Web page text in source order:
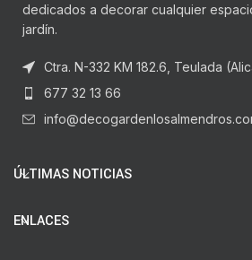
dedicados a decorar cualquier
jardín.
Ctra. N-332 KM 182.6, Teulada
677 32 13 66
ÚLTIMAS NOTICIAS
ENLACES